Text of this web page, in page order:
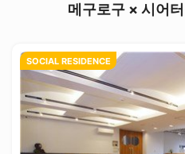
메구로구 × 시어
SOCIAL RESIDENCE